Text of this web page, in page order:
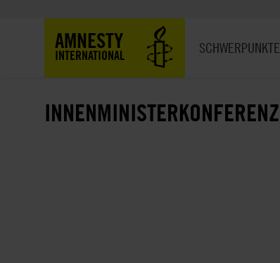
AMNESTY
INTERNATIONAL SCHWERPUNKTE
INNENMINISTERKONFERENZ